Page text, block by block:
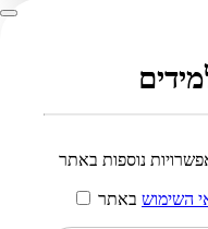
נוספות באתר
השימוש באתר